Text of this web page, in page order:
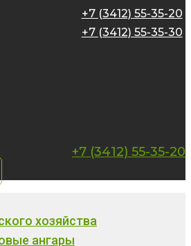
+7 (3412) 55-35-20
+7 (3412) 55-35-30
+7 (3412) 55-35-20
хозяйства
ангары